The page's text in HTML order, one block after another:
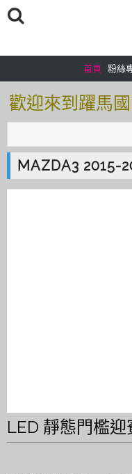
首頁 粉絲
歡迎來到躍馬
迎加入＠官方
歡迎來到躍馬
MAZDA3 2015-
LED 靜態門檻迎